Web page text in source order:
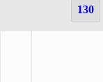
130